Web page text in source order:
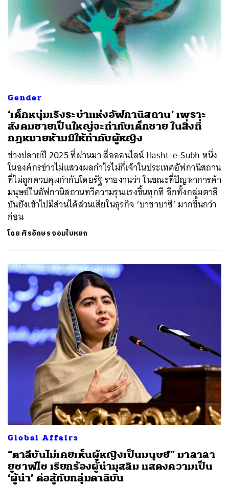
Gender
‘เด็กหนุ่มเริงระบำแห่งอัฟกานิสถาน’ เพราะ
สังคมชายเป็นใหญ่จะทำกับเด็กชาย ในสิ่งที่
กฎหมายห้ามมิให้ทำกับผู้หญิง
ช่วงปลายปี 2025 ที่ผ่านมา สื่อออนไลน์ Hasht-e-Subh หนึ่ง
ในองค์กรข่าวไม่แสวงผลกำไรไม่กี่เจ้าในประเทศอัฟกานิสถาน
ที่ไม่ถูกควบคุมกำกับโดยรัฐ รายงานว่า ในขณะที่ปัญหาการค้า
มนุษย์ในอัฟกานิสถานทวีความรุนแรงขึ้นทุกที อีกทั้งกลุ่มตาลี
บันยังเข้าไปมีส่วนได้ส่วนเสียในธุรกิจ ‘บาชาบาซี’ มากขึ้นกว่า
ก่อน
โดย ศิรอักษร จอมใบหยก
Global Affairs
“ตาลีบันไม่เคยเห็นผู้หญิงเป็นมนุษย์” มาลาลา
ยูซาฟไซ เรียกร้องผู้นำมุสลิม แสดงความเป็น
‘ผู้นำ’ ต่อสู้กับกลุ่มตาลีบัน